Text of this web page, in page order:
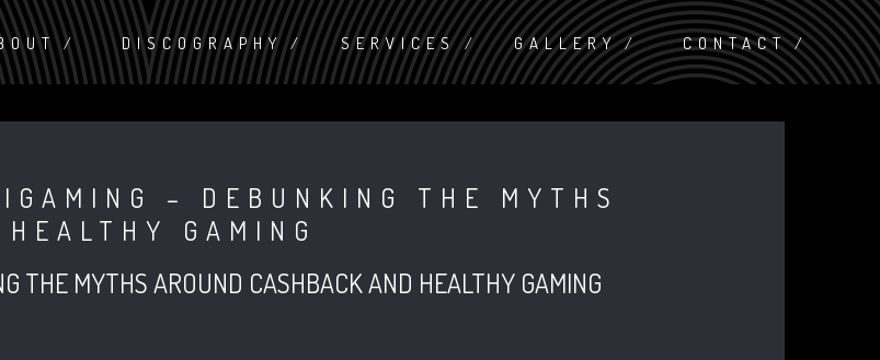
DISCOGRAPHY SERVICES GALLERY CONTACT
– DEBUNKING THE MYTHS
GAMING
THE MYTHS AROUND CASHBACK AND HEALTHY GAMING